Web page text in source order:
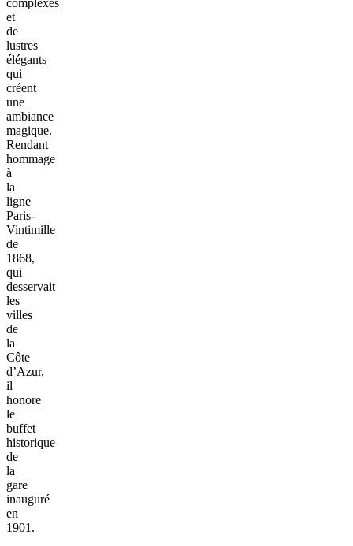
et
de
lustres
élégants
qui
créent
une
ambiance
magique.
Rendant
hommage
à
la
ligne
Paris-
Vintimille
de
1868,
qui
desservait
les
villes
de
la
Côte
d’Azur,
il
honore
le
buffet
historique
de
la
gare
inauguré
en
1901.